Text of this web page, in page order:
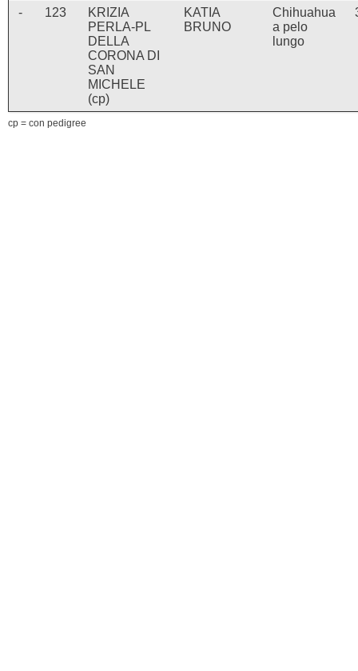
- 123
KRIZIA
PERLA-PL
DELLA
CORONA DI
SAN
MICHELE
(cp)
KATIA
BRUNO
Chihuahua
a pelo
lungo
cp = con pedigree